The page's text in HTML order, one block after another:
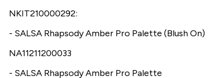
NKIT210000292:
- SALSA Rhapsody Amber Pro Palette (Blush On)
NA11211200033
- SALSA Rhapsody Amber Pro Palette